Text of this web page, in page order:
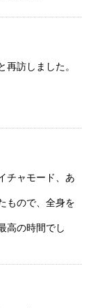
訪しました。
チャモード、あ
もので、全身を
高の時間でし